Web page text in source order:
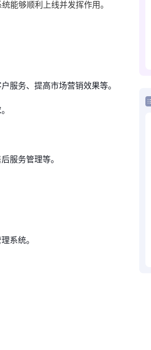
能够顺利上线并发挥作用。
服务、提高市场营销效果等。
服务管理等。
系统。